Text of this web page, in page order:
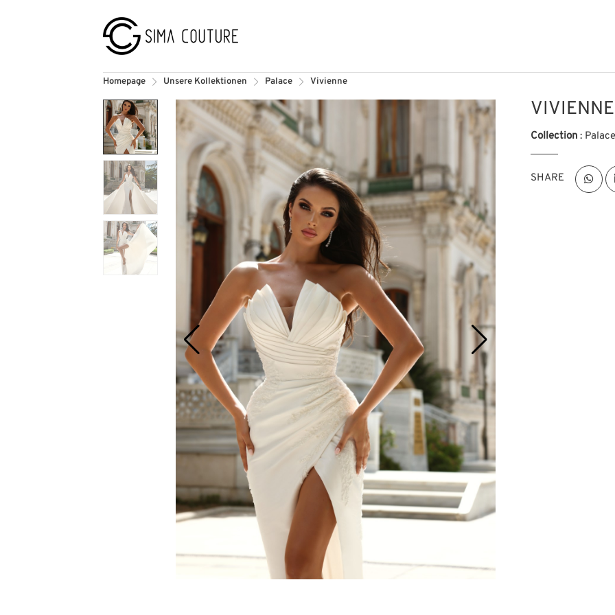
Homepage Unsere Kollektionen Palace Vivienne
VIVIENNE
Collection :
SHARE